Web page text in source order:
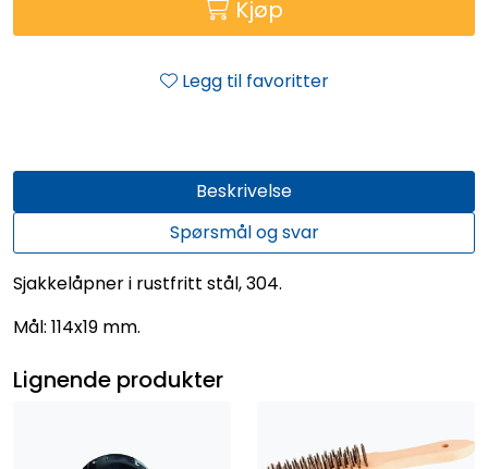
Kjøp
Legg til favoritter
Beskrivelse
Spørsmål og svar
Sjakkelåpner i rustfritt stål, 304.
Mål: 114x19 mm.
Lignende produkter